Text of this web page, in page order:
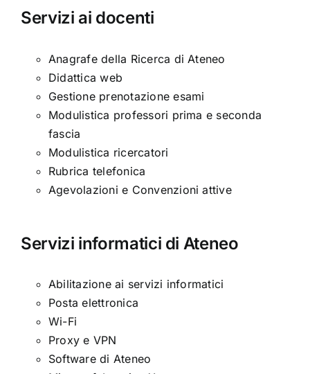
Servizi ai docenti
Anagrafe della Ricerca di Ateneo
Didattica web
Gestione prenotazione esami
Modulistica professori prima e seconda
fascia
Modulistica ricercatori
Rubrica telefonica
Agevolazioni e Convenzioni attive
Servizi informatici di Ateneo
Abilitazione ai servizi informatici
Posta elettronica
Wi-Fi
Proxy e VPN
Software di Ateneo